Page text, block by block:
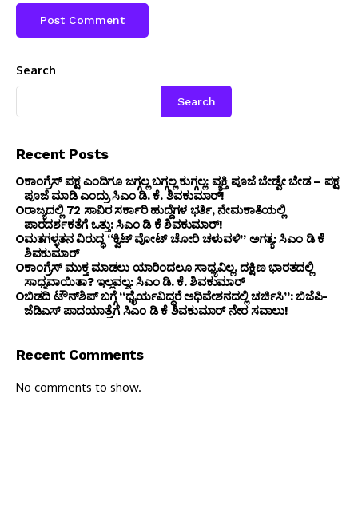
Search
Search
Recent Posts
ಕಾಂಗ್ರೆಸ್ ಪಕ್ಷ ಎಂದಿಗೂ ಜಗ್ಗಲ್ಲ ಬಗ್ಗಲ್ಲ ಕುಗ್ಗಲ್ಲ: ವ್ಯಕ್ತಿ ಪೂಜೆ ಬೇಡ್ವೇ ಬೇಡ – ಪಕ್ಷ
ಪೂಜೆ ಮಾಡಿ ಎಂದ್ರು ಸಿಎಂ ಡಿ. ಕೆ. ಶಿವಕುಮಾರ್!
ರಾಜ್ಯದಲ್ಲಿ 72 ಸಾವಿರ ಸರ್ಕಾರಿ ಹುದ್ದೆಗಳ ಭರ್ತಿ, ನೇಮಕಾತಿಯಲ್ಲಿ
ಪಾರದರ್ಶಕತೆಗೆ ಒತ್ತು: ಸಿಎಂ ಡಿ ಕೆ ಶಿವಕುಮಾರ್!
ಮತಗಳ್ಳತನ ವಿರುದ್ಧ “ಕ್ವಿಟ್ ವೋಟ್ ಚೋರಿ ಚಳುವಳಿ” ಅಗತ್ಯ: ಸಿಎಂ ಡಿ ಕೆ
ಶಿವಕುಮಾರ್
ಕಾಂಗ್ರೆಸ್ ಮುಕ್ತ ಮಾಡಲು ಯಾರಿಂದಲೂ ಸಾಧ್ಯವಿಲ್ಲ. ದಕ್ಷಿಣ ಭಾರತದಲ್ಲಿ
ಸಾಧ್ಯವಾಯಿತಾ? ಇಲ್ಲವಲ್ವ: ಸಿಎಂ ಡಿ. ಕೆ. ಶಿವಕುಮಾರ್
ಬಿಡದಿ ಟೌನ್‌ಶಿಪ್ ಬಗ್ಗೆ “ಧೈರ್ಯವಿದ್ದರೆ ಅಧಿವೇಶನದಲ್ಲಿ ಚರ್ಚಿಸಿ”: ಬಿಜೆಪಿ-
ಜೆಡಿಎಸ್ ಪಾದಯಾತ್ರೆಗೆ ಸಿಎಂ ಡಿ ಕೆ ಶಿವಕುಮಾರ್ ನೇರ ಸವಾಲು!
Recent Comments
No comments to show.